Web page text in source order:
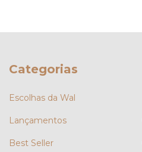
Categorias
Escolhas da Wal
Lançamentos
Best Seller